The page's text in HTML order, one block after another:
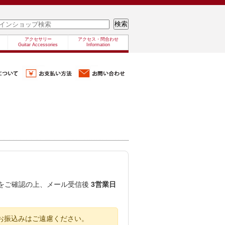
アクセサリー
Guitar Accessories
アクセス・問合わせ
Information
ご確認の上、メール受信後 3営業日
込みはご遠慮ください。